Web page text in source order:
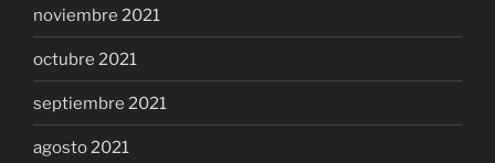
noviembre 2021
octubre 2021
septiembre 2021
agosto 2021